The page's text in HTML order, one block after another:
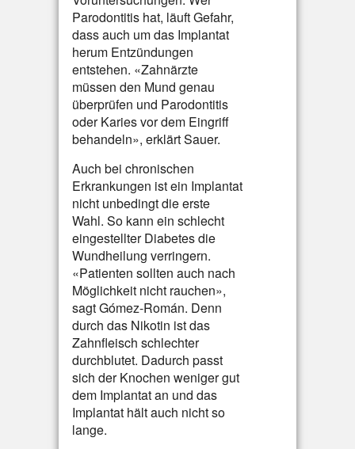
Parodontitis hat, läuft Gefahr,
dass auch um das Implantat
herum Entzündungen
entstehen. «Zahnärzte
müssen den Mund genau
überprüfen und Parodontitis
oder Karies vor dem Eingriff
behandeln», erklärt Sauer.
Auch bei chronischen
Erkrankungen ist ein Implantat
nicht unbedingt die erste
Wahl. So kann ein schlecht
eingestellter Diabetes die
Wundheilung verringern.
«Patienten sollten auch nach
Möglichkeit nicht rauchen»,
sagt Gómez-Román. Denn
durch das Nikotin ist das
Zahnfleisch schlechter
durchblutet. Dadurch passt
sich der Knochen weniger gut
dem Implantat an und das
Implantat hält auch nicht so
lange.